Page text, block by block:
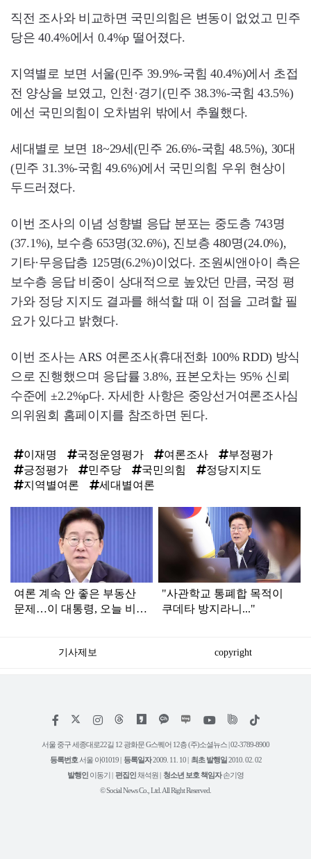
직전 조사와 비교하면 국민의힘은 변동이 없었고 민주
당은 40.4%에서 0.4%p 떨어졌다.
지역별로 보면 서울(민주 39.9%-국힘 40.4%)에서 초접
전 양상을 보였고, 인천·경기(민주 38.3%-국힘 43.5%)
에선 국민의힘이 오차범위 밖에서 추월했다.
세대별로 보면 18~29세(민주 26.6%-국힘 48.5%), 30대
(민주 31.3%-국힘 49.6%)에서 국민의힘 우위 현상이
두드러졌다.
이번 조사의 이념 성향별 응답 분포는 중도층 743명
(37.1%), 보수층 653명(32.6%), 진보층 480명(24.0%),
기타·무응답층 125명(6.2%)이었다. 조원씨앤아이 측은
보수층 응답 비중이 상대적으로 높았던 만큼, 국정 평
가와 정당 지지도 결과를 해석할 때 이 점을 고려할 필
요가 있다고 밝혔다.
이번 조사는 ARS 여론조사(휴대전화 100% RDD) 방식
으로 진행했으며 응답률 3.8%, 표본오차는 95% 신뢰
수준에 ±2.2%p다. 자세한 사항은 중앙선거여론조사심
의위원회 홈페이지를 참조하면 된다.
이재명 국정운영평가 여론조사
부정평가
긍정평가
민주당 국민의힘
정당지지도
지역별여론
세대별여론
여론 계속 안 좋은 부동산
문제…이 대통령, 오늘 비공
"사관학교 통폐합 목적이
쿠데타 방지라니..."
기사제보 copyright
페
스
인
타
램
위
트
유
튜
틱
서울 중구 세종대로22길 12 광화문 G스퀘어 12층 (주)소셜뉴스 | 02-3789-8900
등록번호 서울 아01019 | 등록일자2009. 11. 10 | 최초 발행일2010. 02. 02
발행인 이동기 | 편집인채석원 | 청소년 보호 책임자손기영
© Social News Co., Ltd. All Right Reserved.